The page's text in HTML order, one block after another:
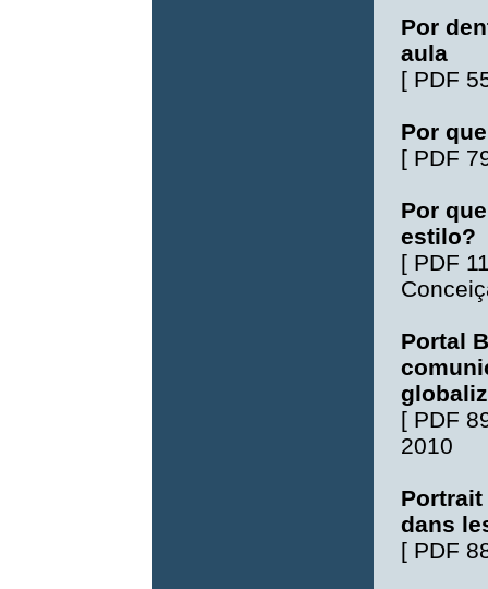
Por
aula
[ PDF
Por
[ PDF
Por
estilo?
[ PDF
Portal
[ PDF
2010
dans
[ PDF